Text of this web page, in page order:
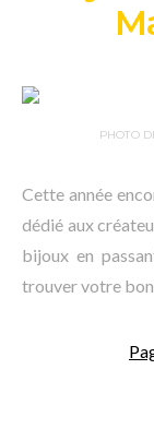
PHOTO
Cette année
dédié aux
bijoux en
trouver votre